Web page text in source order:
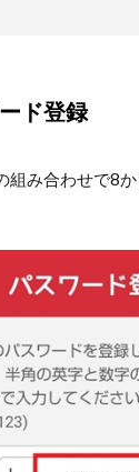
ド登録
組み合わせで8